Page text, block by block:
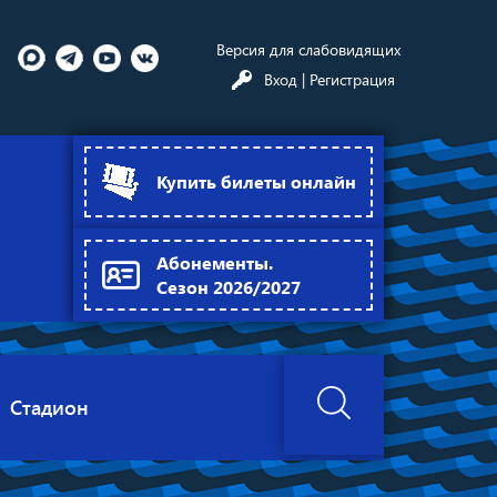
Версия для слабовидящих
Вход | Регистрация
Купить билеты онлайн
Абонементы.
Сезон 2026/2027
Стадион